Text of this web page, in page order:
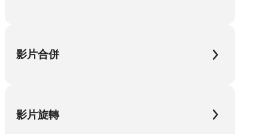
影片合併
影片旋轉